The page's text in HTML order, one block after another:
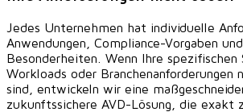
Jedes Unternehmen hat individuelle
Anwendungen, Compliance-Vorgaben
Besonderheiten. Wenn Ihre spezifischen
Workloads oder Branchenanforderungen
sind, entwickeln wir eine
zukunftssichere AVD-Lösung, die exakt